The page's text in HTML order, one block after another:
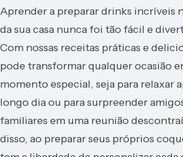
Aprender a preparar drinks incríveis
da sua casa nunca foi tão fácil e
Com nossas receitas práticas e
pode transformar qualquer ocasião
momento especial, seja para relaxar
longo dia ou para surpreender
familiares em uma reunião
disso, ao preparar seus próprios